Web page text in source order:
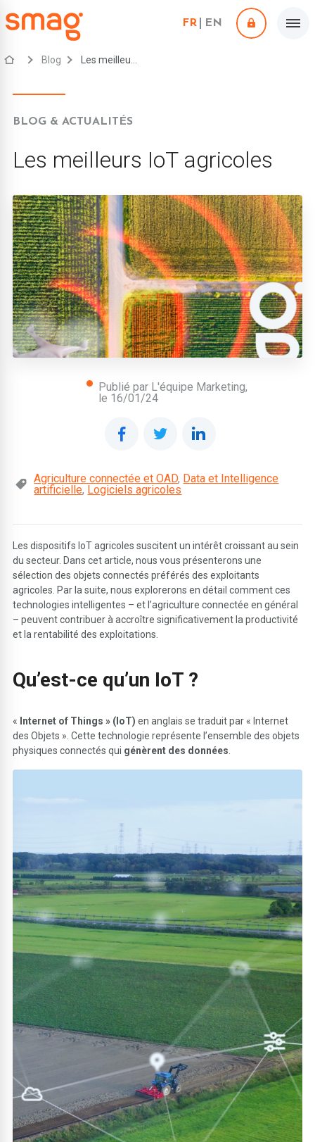
FR EN
Blog
BLOG & ACTUALITÉS
Les meilleurs IoT agricoles
Publié par L'équipe Marketing,
le 16/01/24
Agriculture connectée et OAD, Data et Intelligence
artificielle, Logiciels agricoles
Les dispositifs IoT agricoles suscitent un intérêt croissant au sein
du secteur. Dans cet article, nous vous présenterons une
sélection des objets connectés préférés des exploitants
agricoles. Par la suite, nous explorerons en détail comment ces
technologies intelligentes – et l’agriculture connectée en général
– peuvent contribuer à accroître significativement la productivité
et la rentabilité des exploitations.
Qu’est-ce qu’un IoT ?
« Internet of Things » (IoT) en anglais se traduit par « Internet
des Objets ». Cette technologie représente l’ensemble des objets
physiques connectés qui génèrent des données.